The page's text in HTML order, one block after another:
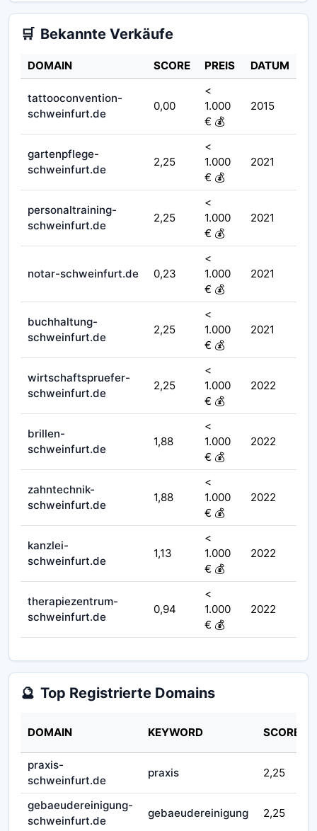
🛒 Bekannte Verkäufe
DOMAIN SCORE PREIS DATUM
tattooconvention-
schweinfurt.de
0,00
<
1.000
€ 💰
2015
gartenpflege-
schweinfurt.de
2,25
<
1.000
€ 💰
2021
personaltraining-
schweinfurt.de
2,25
<
1.000
€ 💰
2021
notar-schweinfurt.de 0,23
<
1.000
€ 💰
2021
buchhaltung-
schweinfurt.de
2,25
<
1.000
€ 💰
2021
wirtschaftspruefer-
schweinfurt.de
2,25
<
1.000
€ 💰
2022
brillen-
schweinfurt.de
1,88
<
1.000
€ 💰
2022
zahntechnik-
schweinfurt.de
1,88
<
1.000
€ 💰
2022
kanzlei-
schweinfurt.de
1,13
<
1.000
€ 💰
2022
therapiezentrum-
schweinfurt.de
0,94
<
1.000
€ 💰
2022
🔮 Top Registrierte Domains
DOMAIN KEYWORD SCORE
praxis-
schweinfurt.de
praxis 2,25
gebaeudereinigung-
schweinfurt.de
gebaeudereinigung 2,25